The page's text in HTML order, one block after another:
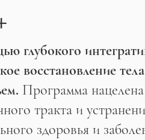
глубокого
восстановление
Программа
тракта и
здоровья и